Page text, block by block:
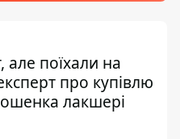
але поїхали на
про купівлю
лакшері